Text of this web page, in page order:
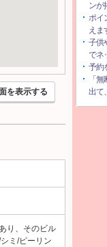
を表示する
り、そのビル
ミ/ピーリン
ンが
ポイ
えま
子供
でネ
予約
「
出て